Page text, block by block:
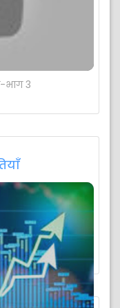
का प्रबंधन
शहर में चले गए हैं
के व्यापारिक
कर सकती...
भाग 3